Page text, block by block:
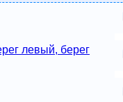
левый, берег